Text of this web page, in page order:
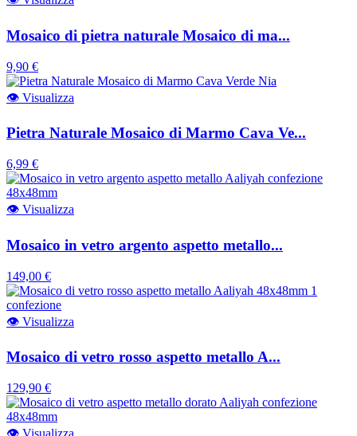
Mosaico di pietra naturale Mosaico di ma...
9,90 €
👁 Visualizza
Pietra Naturale Mosaico di Marmo Cava Ve...
6,99 €
👁 Visualizza
Mosaico in vetro argento aspetto metallo...
149,00 €
👁 Visualizza
Mosaico di vetro rosso aspetto metallo A...
129,90 €
👁 Visualizza